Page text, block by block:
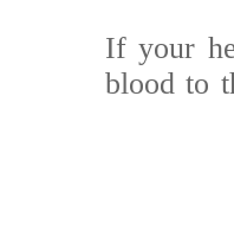
If your
blood to